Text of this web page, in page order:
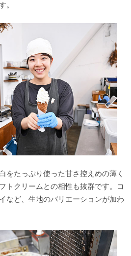
。
をたっぷり使った甘さ控えめの薄く
トクリームとの相性も抜群です。コ
など、生地のバリエーションが加わ